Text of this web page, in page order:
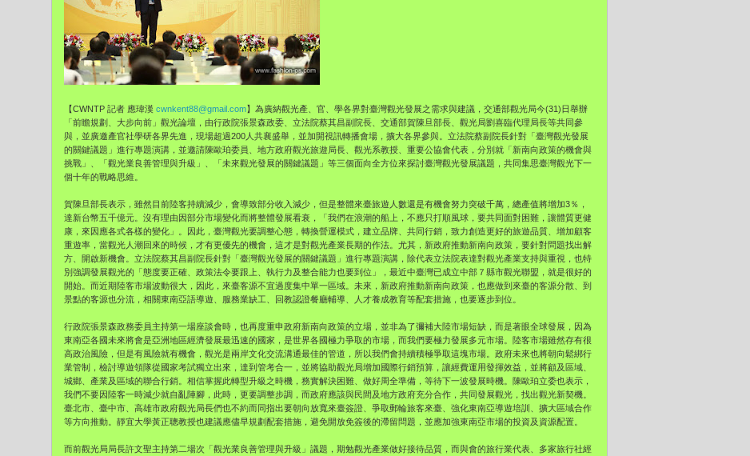
【CWNTP 記者 應瑋漢 cwnkent88@gmail.com】為廣納觀光產、官、學各界對臺灣觀光發展之需求與建議，交通部觀光局今(31)日舉辦
「前瞻規劃、大步向前」觀光論壇，由行政院張景森政委、立法院蔡其昌副院長、交通部賀陳旦部長、觀光局劉喜臨代理局長等共同參
與，並廣邀產官社學研各界先進，現場超過200人共襄盛舉，並加開視訊轉播會場，擴大各界參與。立法院蔡副院長針對「臺灣觀光發展
的關鍵議題」進行專題演講，並邀請陳歐珀委員、地方政府觀光旅遊局長、觀光系教授、重要公協會代表，分別就「新南向政策的機會與
挑戰」、「觀光業良善管理與升級」、「未來觀光發展的關鍵議題」等三個面向全方位來探討臺灣觀光發展議題，共同集思臺灣觀光下一
個十年的戰略思維。
賀陳旦部長表示，雖然目前陸客持續減少，會導致部分收入減少，但是整體來臺旅遊人數還是有機會努力突破千萬，總產值將增加3％，
達新台幣五千億元。沒有理由因部分市場變化而將整體發展看衰，「我們在浪潮的船上，不應只打順風球，要共同面對困難，讓體質更健
康，來因應各式各樣的變化」。因此，臺灣觀光要調整心態，轉換營運模式，建立品牌、共同行銷，致力創造更好的旅遊品質、增加顧客
重遊率，當觀光人潮回來的時候，才有更優先的機會，這才是對觀光產業長期的作法。尤其，新政府推動新南向政策，要針對問題找出解
方、開啟新機會。立法院蔡其昌副院長針對「臺灣觀光發展的關鍵議題」進行專題演講，除代表立法院表達對觀光產業支持與重視，也特
別強調發展觀光的「態度要正確、政策法令要跟上、執行力及整合能力也要到位」，最近中臺灣已成立中部７縣市觀光聯盟，就是很好的
開始。而近期陸客市場波動很大，因此，來臺客源不宜過度集中單一區域。未來，新政府推動新南向政策，也應做到來臺的客源分散、到
景點的客源也分流，相關東南亞語導遊、服務業缺工、回教認證餐廳輔導、人才養成教育等配套措施，也要逐步到位。
行政院張景森政務委員主持第一場座談會時，也再度重申政府新南向政策的立場，並非為了彌補大陸市場短缺，而是著眼全球發展，因為
東南亞各國未來將會是亞洲地區經濟發展最迅速的國家，是世界各國極力爭取的市場，而我們要極力發展多元市場。陸客市場雖然存有很
高政治風險，但是有風險就有機會，觀光是兩岸文化交流溝通最佳的管道，所以我們會持續積極爭取這塊市場。政府未來也將朝向鬆綁行
業管制，檢討導遊領隊從國家考試獨立出來，達到管考合一，並將協助觀光局增加國際行銷預算，讓經費運用發揮效益，並將顧及區域、
城鄉、產業及區域的聯合行銷。相信掌握此轉型升級之時機，務實解決困難、做好周全準備，等待下一波發展時機。陳歐珀立委也表示，
我們不要因陸客一時減少就自亂陣腳，此時，更要調整步調，而政府應該與民間及地方政府充分合作，共同發展觀光，找出觀光新契機。
臺北市、臺中市、高雄市政府觀光局長們也不約而同指出要朝向放寬來臺簽證、爭取郵輪旅客來臺、強化東南亞導遊培訓、擴大區域合作
等方向推動。靜宜大學黃正聰教授也建議應儘早規劃配套措施，避免開放免簽後的滯留問題，並應加強東南亞市場的投資及資源配置。
而前觀光局局長許文聖主持第二場次「觀光業良善管理與升級」議題，期勉觀光產業做好接待品質，而與會的旅行業代表、多家旅行社經